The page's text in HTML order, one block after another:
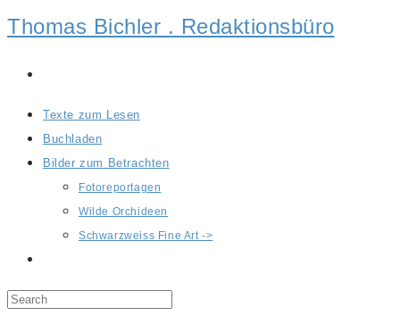
Thomas Bichler . Redaktionsbüro
Texte zum Lesen
Buchladen
Bilder zum Betrachten
Fotoreportagen
Wilde Orchideen
Schwarzweiss Fine Art ->